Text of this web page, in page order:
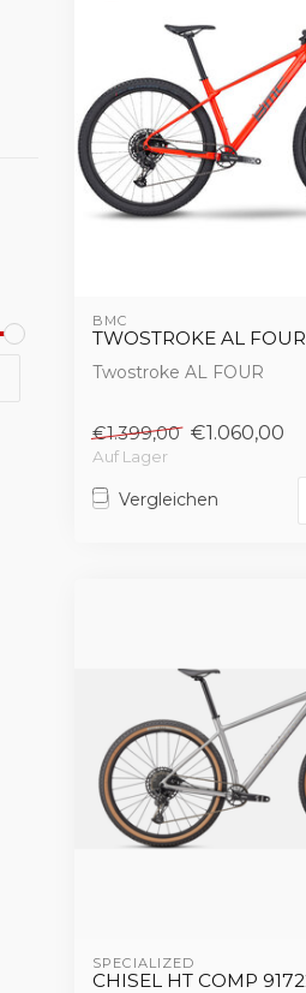
BMC
TWOSTROKE AL
Twostroke AL FOUR
€1.399,00 €1.060,00
Auf Lager
Vergleichen
SPECIALIZED
CHISEL HT COMP